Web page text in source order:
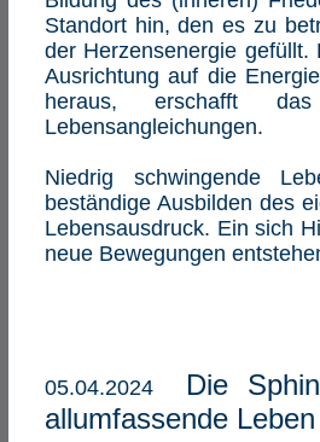
Standort hin, den es zu
der Herzensenergie
Ausrichtung auf die
heraus, erschafft
Lebensangleichungen.
Niedrig schwingende
beständige Ausbilden des
Lebensausdruck. Ein sich
neue Bewegungen
05.04.2024
Die
allumfassende Leben